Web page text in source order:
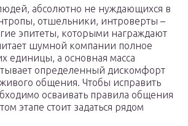
абсолютно не нуждающихся в
отшельники, интроверты –
эпитеты, которыми награждают
шумной компании полное
единицы, а основная масса
определенный дискомфорт
общения. Чтобы исправить
осваивать правила общения
этапе стоит задаться рядом